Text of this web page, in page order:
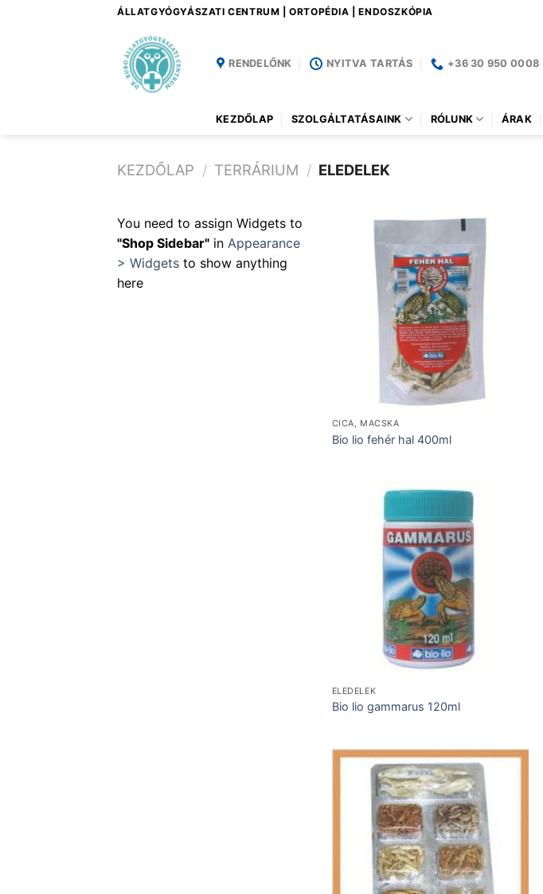
ÁLLATGYÓGYÁSZATI CENTRUM | ORTOPÉDIA | ENDOSZKÓPIA
RENDELŐNK NYITVA TARTÁS +36 30 950 0008
KEZDŐLAP SZOLGÁLTATÁSAINK RÓLUNK ÁRAK
KEZDŐLAP / TERRÁRIUM / ELEDELEK
You need to assign Widgets to
"Shop Sidebar" in Appearance
> Widgets to show anything
here
CICA, MACSKA
Bio lio fehér hal 400ml
ELEDELEK
Bio lio gammarus 120ml